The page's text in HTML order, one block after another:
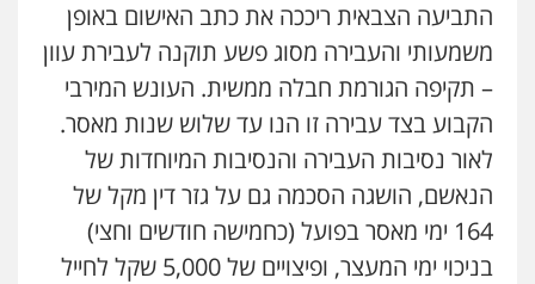
התביעה הצבאית ריככה את כתב האישום באופן
משמעותי והעבירה מסוג פשע תוקנה לעבירת עוון
– תקיפה הגורמת חבלה ממשית. העונש המירבי
הקבוע בצד עבירה זו הנו עד שלוש שנות מאסר.
לאור נסיבות העבירה והנסיבות המיוחדות של
הנאשם, הושגה הסכמה גם על גזר דין מקל של
164 ימי מאסר בפועל (כחמישה חודשים וחצי)
בניכוי ימי המעצר, ופיצויים של 5,000 שקל לחייל